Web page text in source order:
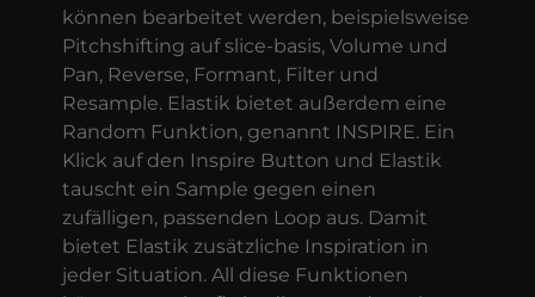
können bearbeitet werden, beispielsweise
Pitchshifting auf slice-basis, Volume und
Pan, Reverse, Formant, Filter und
Resample. Elastik bietet außerdem eine
Random Funktion, genannt INSPIRE. Ein
Klick auf den Inspire Button und Elastik
tauscht ein Sample gegen einen
zufälligen, passenden Loop aus. Damit
bietet Elastik zusätzliche Inspiration in
jeder Situation. All diese Funktionen